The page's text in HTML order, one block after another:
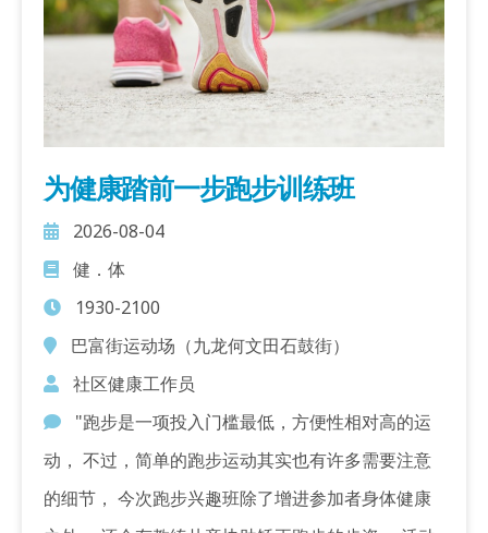
为健康踏前一步跑步训练班
2026-08-04
健．体
1930-2100
巴富街运动场（九龙何文田石鼓街）
社区健康工作员
"跑步是一项投入门槛最低，方便性相对高的运
动， 不过，简单的跑步运动其实也有许多需要注意
的细节， 今次跑步兴趣班除了增进参加者身体健康